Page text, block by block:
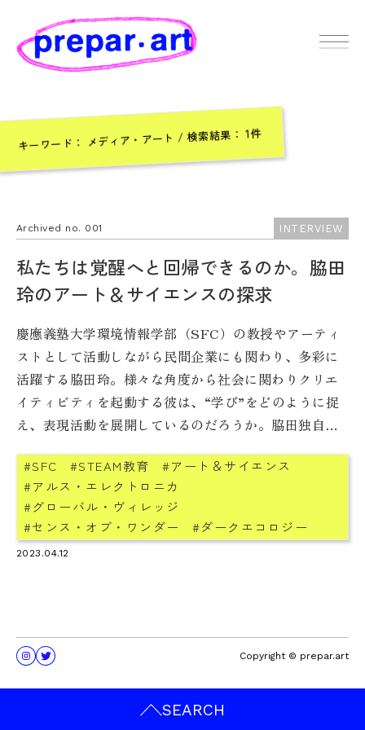
SEARCH
キーワード： メディア・アート / 検索結果： 1件
Archived no. 001 INTERVIEW
私たちは覚醒へと回帰できるのか。脇田
玲のアート＆サイエンスの探求
慶應義塾大学環境情報学部（SFC）の教授やアーティ
ストとして活動しながら民間企業にも関わり、多彩に
活躍する脇田玲。様々な角度から社会に関わりクリエ
イティビティを起動する彼は、“学び”をどのように捉
え、表現活動を展開しているのだろうか。脇田独自
SFC STEAM教育
アート＆サイエンス
アルス・エレクトロニカ
グローバル・ヴィレッジ
センス・オブ・ワンダー
ダークエコロジー
ティモシー・モートン
プログラミング教育
2023.04.12
Copyright © prepar.art